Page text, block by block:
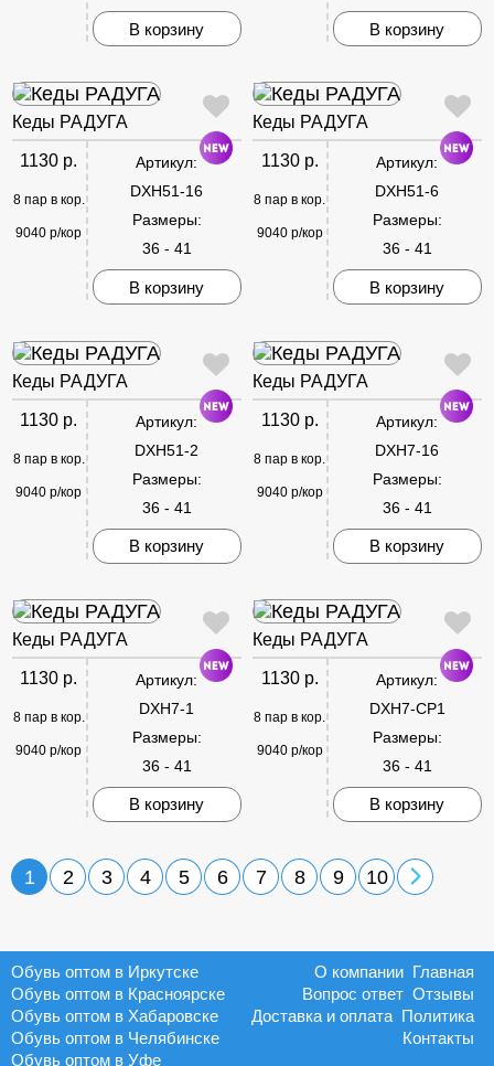
В корзину В корзину
Кеды РАДУГА
1130 р.
8 пар в кор.
9040 р/кор
Артикул:
DXH51-16
Размеры:
36 - 41
В корзину
Кеды РАДУГА
1130 р.
8 пар в кор.
9040 р/кор
Артикул:
DXH51-6
Размеры:
36 - 41
В корзину
Кеды РАДУГА
1130 р.
8 пар в кор.
9040 р/кор
Артикул:
DXH51-2
Размеры:
36 - 41
В корзину
Кеды РАДУГА
1130 р.
8 пар в кор.
9040 р/кор
Артикул:
DXH7-16
Размеры:
36 - 41
В корзину
Кеды РАДУГА
1130 р.
8 пар в кор.
9040 р/кор
Артикул:
DXH7-1
Размеры:
36 - 41
В корзину
Кеды РАДУГА
1130 р.
8 пар в кор.
9040 р/кор
Артикул:
DXH7-CP1
Размеры:
36 - 41
В корзину
1 2 3 4 5 6 7 8 9 10
Обувь оптом в Иркутске
Обувь оптом в Красноярске
Обувь оптом в Хабаровске
Обувь оптом в Челябинске
Обувь оптом в Уфе
Главная
О компании
Отзывы
Вопрос ответ
Политика
Доставка и оплата
Контакты